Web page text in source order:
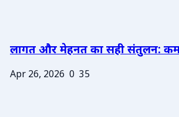
लागत और मेहनत का सही संतुलन: कम
Apr 26, 2026 0 35